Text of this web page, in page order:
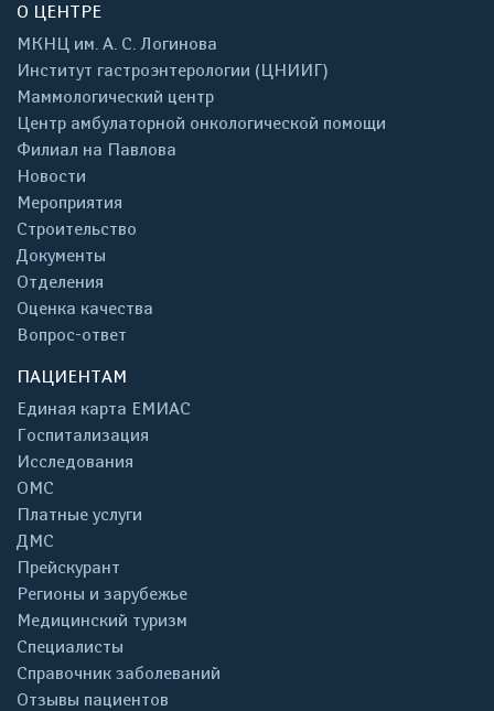
О ЦЕНТРЕ
МКНЦ им. А. С. Логинова
Институт гастроэнтерологии (ЦНИИГ)
Маммологический центр
Центр амбулаторной онкологической помощи
Филиал на Павлова
Новости
Мероприятия
Строительство
Документы
Отделения
Оценка качества
Вопрос-ответ
ПАЦИЕНТАМ
Единая карта ЕМИАС
Госпитализация
Исследования
ОМС
Платные услуги
ДМС
Прейскурант
Регионы и зарубежье
Медицинский туризм
Специалисты
Справочник заболеваний
Отзывы пациентов